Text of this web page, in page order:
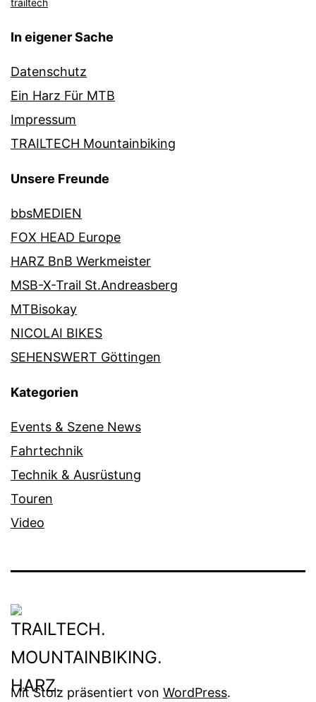
trailtech
In eigener Sache
Datenschutz
Ein Harz Für MTB
Impressum
TRAILTECH Mountainbiking
Unsere Freunde
bbsMEDIEN
FOX HEAD Europe
HARZ BnB Werkmeister
MSB-X-Trail St.Andreasberg
MTBisokay
NICOLAI BIKES
SEHENSWERT Göttingen
Kategorien
Events & Szene News
Fahrtechnik
Technik & Ausrüstung
Touren
Video
Mit Stolz präsentiert von WordPress.